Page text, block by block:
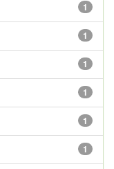
1
1
1
1
1
1